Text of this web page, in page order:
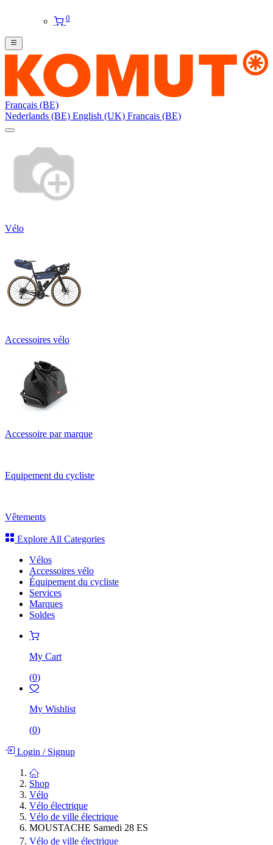
0
Français (BE)
Nederlands (BE) English (UK) Français (BE)
Vélo
Accessoires vélo
Accessoire par marque
Equipement du cycliste
Vêtements
Explore All Categories
Vélos
Accessoires vélo
Équipement du cycliste
Services
Marques
Soldes
My Cart
(0)
My Wishlist
(0)
Login /Signup
Shop
Vélo
Vélo électrique
Vélo de ville électrique
MOUSTACHE Samedi 28 ES
Vélo de ville électrique